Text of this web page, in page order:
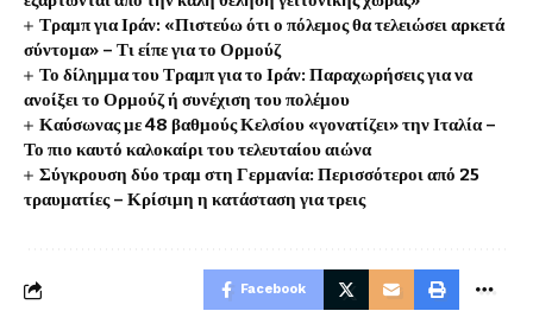
Τραμπ για Ιράν: «Πιστεύω ότι ο πόλεμος θα τελειώσει αρκετά
σύντομα» – Τι είπε για το Ορμούζ
Το δίλημμα του Τραμπ για το Ιράν: Παραχωρήσεις για να
ανοίξει το Ορμούζ ή συνέχιση του πολέμου
Καύσωνας με 48 βαθμούς Κελσίου «γονατίζει» την Ιταλία –
Το πιο καυτό καλοκαίρι του τελευταίου αιώνα
Σύγκρουση δύο τραμ στη Γερμανία: Περισσότεροι από 25
τραυματίες – Κρίσιμη η κατάσταση για τρεις
Facebook